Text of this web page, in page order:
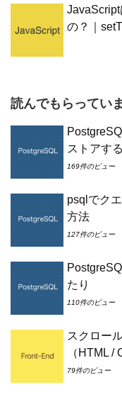
の？｜
読んでもらってい
ストアす
169件のビュー
psqlでク
方法
127件のビュー
たり
110件のビュー
スクロー
（HTML /
79件のビュー